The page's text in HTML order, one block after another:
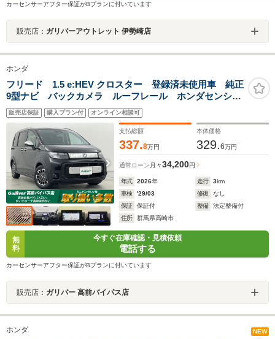
カーセンサーアフター保証がBプランに付いています
販売店： ガリバーアウトレット 伊勢崎店
ホンダ
フリード 1.5 e:HEV クロスター 登録済未使用車 純正
9型ナビ バックカメラ ルーフレール ホンダセンシン
グ BSM 追従クルコン レーンアシスト シートヒー
ター 両側電動スライドドア オートハイビーム クロ
スター専用純正AW 禁煙車
販売店保証 購入プラン付 オンライン相談可
支払総額
337.8万円
本体価格
329.6万円
通常ローン 月々34,200円
年式 2026年 走行 3km
車検
'29/03 修復
なし
保証
保証付 整備
法定整備付
住所
群馬県高崎市
無
料
今すぐ在庫確認・見積依頼
電話する
カーセンサーアフター保証がBプランに付いています
販売店： ガリバー 高前バイパス店
ホンダ NEW